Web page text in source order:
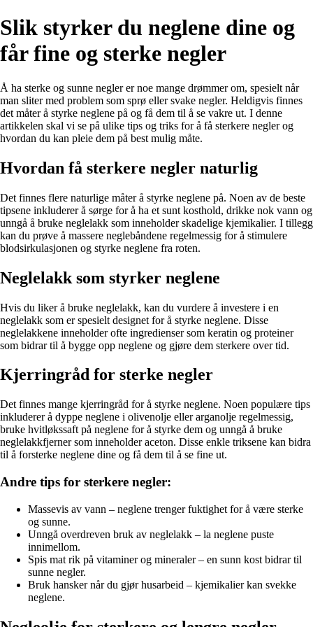
Slik styrker du neglene dine og
får fine og sterke negler
Å ha sterke og sunne negler er noe mange drømmer om, spesielt når
man sliter med problem som sprø eller svake negler. Heldigvis finnes
det måter å styrke neglene på og få dem til å se vakre ut. I denne
artikkelen skal vi se på ulike tips og triks for å få sterkere negler og
hvordan du kan pleie dem på best mulig måte.
Hvordan få sterkere negler naturlig
Det finnes flere naturlige måter å styrke neglene på. Noen av de beste
tipsene inkluderer å sørge for å ha et sunt kosthold, drikke nok vann og
unngå å bruke neglelakk som inneholder skadelige kjemikalier. I tillegg
kan du prøve å massere neglebåndene regelmessig for å stimulere
blodsirkulasjonen og styrke neglene fra roten.
Neglelakk som styrker neglene
Hvis du liker å bruke neglelakk, kan du vurdere å investere i en
neglelakk som er spesielt designet for å styrke neglene. Disse
neglelakkene inneholder ofte ingredienser som keratin og proteiner
som bidrar til å bygge opp neglene og gjøre dem sterkere over tid.
Kjerringråd for sterke negler
Det finnes mange kjerringråd for å styrke neglene. Noen populære tips
inkluderer å dyppe neglene i olivenolje eller arganolje regelmessig,
bruke hvitløkssaft på neglene for å styrke dem og unngå å bruke
neglelakkfjerner som inneholder aceton. Disse enkle triksene kan bidra
til å forsterke neglene dine og få dem til å se fine ut.
Andre tips for sterkere negler:
Massevis av vann – neglene trenger fuktighet for å være sterke
og sunne.
Unngå overdreven bruk av neglelakk – la neglene puste
innimellom.
Spis mat rik på vitaminer og mineraler – en sunn kost bidrar til
sunne negler.
Bruk hansker når du gjør husarbeid – kjemikalier kan svekke
neglene.